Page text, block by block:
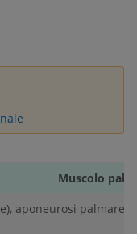
Muscolo
aponeurosi palmare